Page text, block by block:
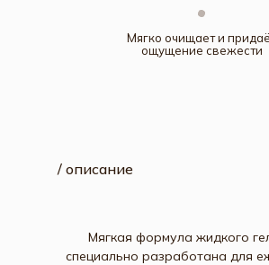
Мягко очищает и
ощущение свежести
Мягкая формула жидкого
специально разработана для
/ описание